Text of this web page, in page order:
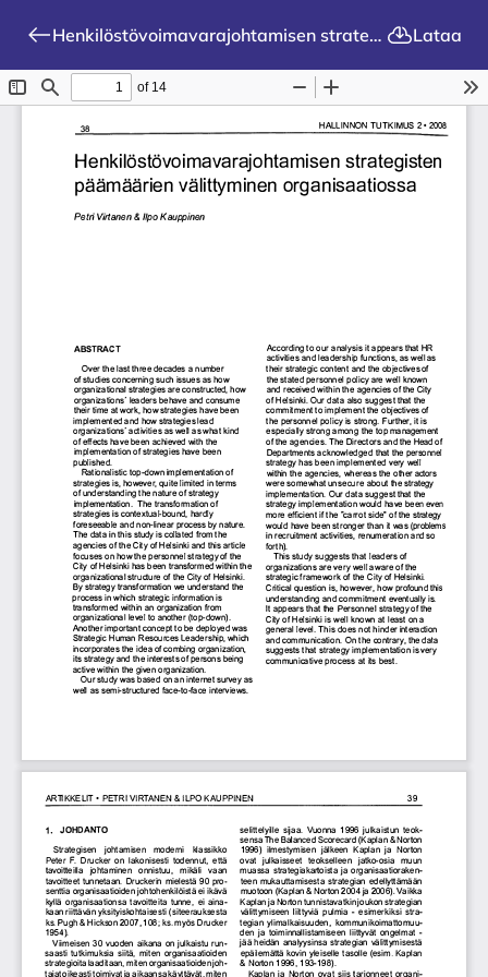
Henkilöstövoimavarajohtamisen strategisten päämäärien välittyminen organisaatiossa Lataa